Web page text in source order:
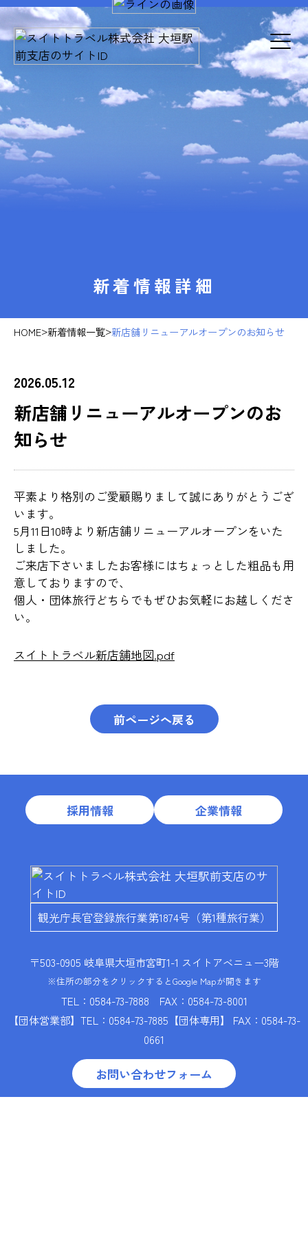
新着情報詳細
HOME>新着情報一覧>新店舗リニューアルオープンのお知らせ
2026.05.12
新店舗リニューアルオープンのお
知らせ
平素より格別のご愛顧賜りまして誠にありがとうござ
います。
5月11日10時より新店舗リニューアルオープンをいた
しました。
ご来店下さいましたお客様にはちょっとした粗品も用
意しておりますので、
個人・団体旅行どちらでもぜひお気軽にお越しくださ
い。
スイトトラベル新店舗地図.pdf
前ページへ戻る
採用情報 企業情報
観光庁長官登録旅行業第1874号（第1種旅行業）
〒503-0905 岐阜県大垣市宮町1-1 スイトアベニュー3階
※住所の部分をクリックするとGoogle Mapが開きます
TEL：0584-73-7888 FAX：0584-73-8001
【団体営業部】 TEL：0584-73-7885 【団体専用】 FAX：0584-73-
0661
お問い合わせフォーム